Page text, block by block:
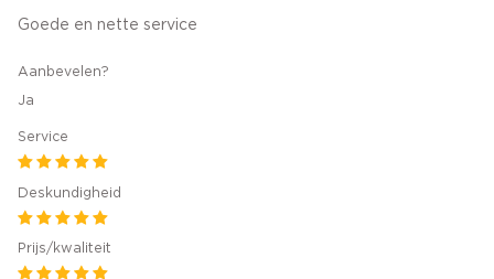
Goede en nette service
Aanbevelen?
Ja
Service
Deskundigheid
Prijs/kwaliteit